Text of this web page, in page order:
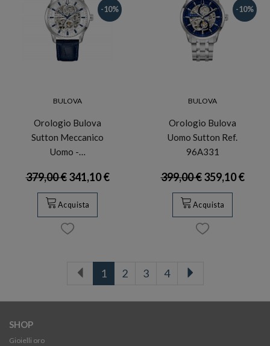
-10%
BULOVA
Orologio Bulova
Sutton Meccanico
Uomo -…
379,00 €341,10 €
Acquista
-10%
BULOVA
Orologio Bulova
Uomo Sutton Ref.
96A331
399,00 €359,10 €
Acquista
1 2 3 4
SHOP
Gioielli oro